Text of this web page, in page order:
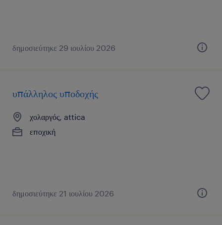
δημοσιεύτηκε 29 ιουλίου 2026
υπάλληλος υποδοχής
χολαργός, attica
εποχική
δημοσιεύτηκε 21 ιουλίου 2026